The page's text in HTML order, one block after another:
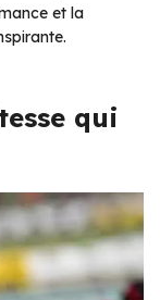
et la
qui